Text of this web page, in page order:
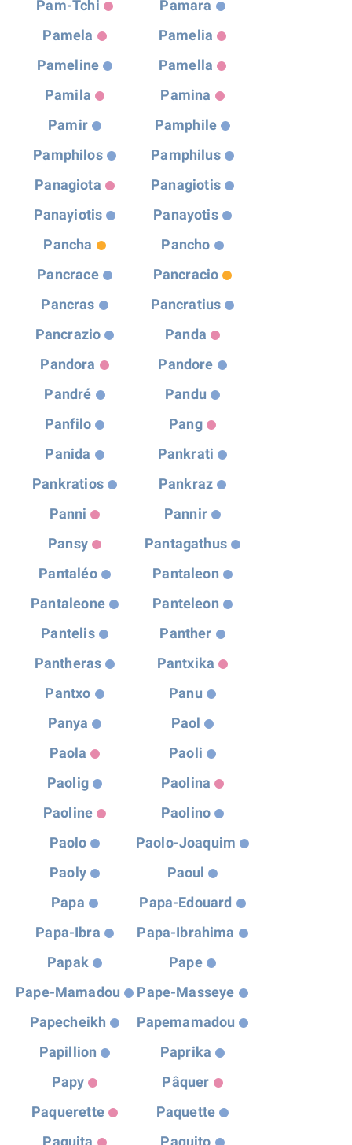
Pam-Tchi
Pamara
Pamela
Pamelia
Pameline
Pamella
Pamila
Pamina
Pamir
Pamphile
Pamphilos
Pamphilus
Panagiota
Panagiotis
Panayiotis
Panayotis
Pancha
Pancho
Pancrace
Pancracio
Pancras
Pancratius
Pancrazio
Panda
Pandora
Pandore
Pandré
Pandu
Panfilo
Pang
Panida
Pankrati
Pankratios
Pankraz
Panni
Pannir
Pansy
Pantagathus
Pantaléo
Pantaleon
Pantaleone
Panteleon
Pantelis
Panther
Pantheras
Pantxika
Pantxo
Panu
Panya
Paol
Paola
Paoli
Paolig
Paolina
Paoline
Paolino
Paolo
Paolo-Joaquim
Paoly
Paoul
Papa
Papa-Edouard
Papa-Ibra
Papa-Ibrahima
Papak
Pape
Pape-Mamadou
Pape-Masseye
Papecheikh
Papemamadou
Papillion
Paprika
Papy
Pâquer
Paquerette
Paquette
Paquita
Paquito